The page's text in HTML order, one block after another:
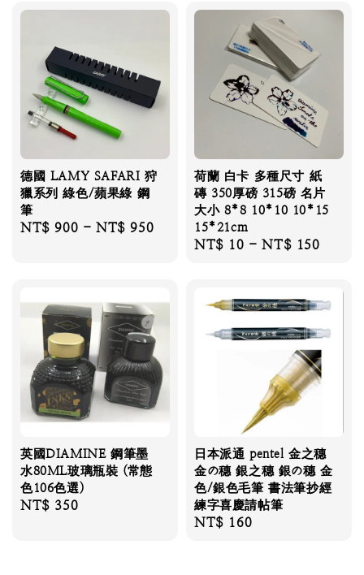
德國 LAMY SAFARI 狩
獵系列 綠色/蘋果綠 鋼
筆
Regular
NT$ 900 -NT$ 950
荷蘭 白卡 多種尺寸 紙
磚 350厚磅 315磅 名片
大小 8*8 10*10 10*15
15*21cm
Regular
NT$ 10 -NT$ 150
英國DIAMINE 鋼筆墨
水80ML玻璃瓶裝 (常態
色106色選)
Regular
NT$ 350
日本派通 pentel 金之穗
金の穗 銀之穗 銀の穗 金
色/銀色毛筆 書法筆抄經
練字喜慶請帖筆
Regular
NT$ 160